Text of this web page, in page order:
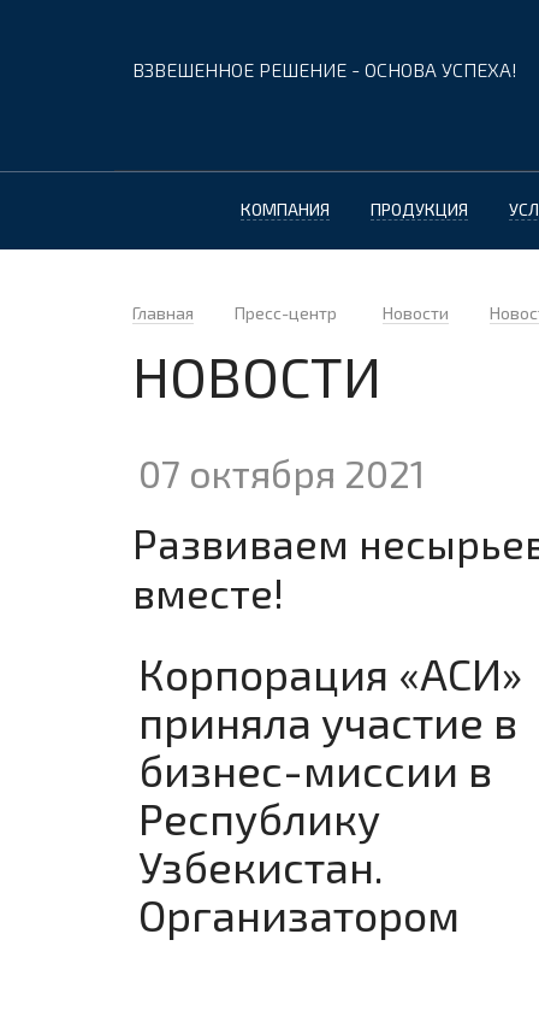
ВЗВЕШЕННОЕ РЕШЕНИЕ - ОСНОВА УСПЕХА!
КОМПАНИЯ ПРОДУКЦИЯ
Главная Пресс-центр Новости
НОВОСТИ
07 октября 2021
Развиваем
вместе!
Корпорация «АСИ»
приняла участие в
бизнес-миссии в
Республику
Узбекистан.
Организатором